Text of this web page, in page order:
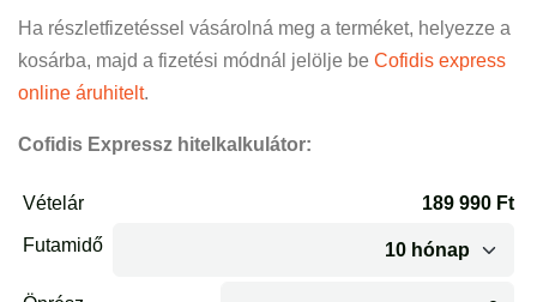
Ha részletfizetéssel vásárolná meg a terméket, helyezze a
kosárba, majd a fizetési módnál jelölje be Cofidis express
online áruhitelt.
Cofidis Expressz hitelkalkulátor: